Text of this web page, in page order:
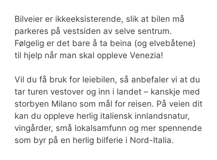
Bilveier er ikkeeksisterende, slik at bilen må
parkeres på vestsiden av selve sentrum.
Følgelig er det bare å ta beina (og elvebåtene)
til hjelp når man skal oppleve Venezia!
Vil du få bruk for leiebilen, så anbefaler vi at du
tar turen vestover og inn i landet – kanskje med
storbyen Milano som mål for reisen. På veien dit
kan du oppleve herlig italiensk innlandsnatur,
vingårder, små lokalsamfunn og mer spennende
som byr på en herlig bilferie i Nord-Italia.